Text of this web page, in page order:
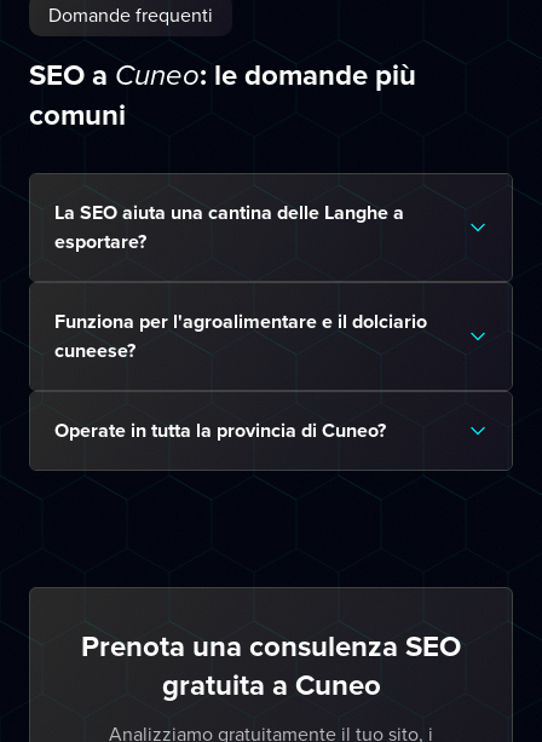
Domande frequenti
SEO a Cuneo: le domande più
comuni
La SEO aiuta una cantina delle Langhe a
esportare?
Funziona per l'agroalimentare e il dolciario
cuneese?
Operate in tutta la provincia di Cuneo?
Prenota una consulenza SEO
gratuita a Cuneo
Analizziamo gratuitamente il tuo sito, i